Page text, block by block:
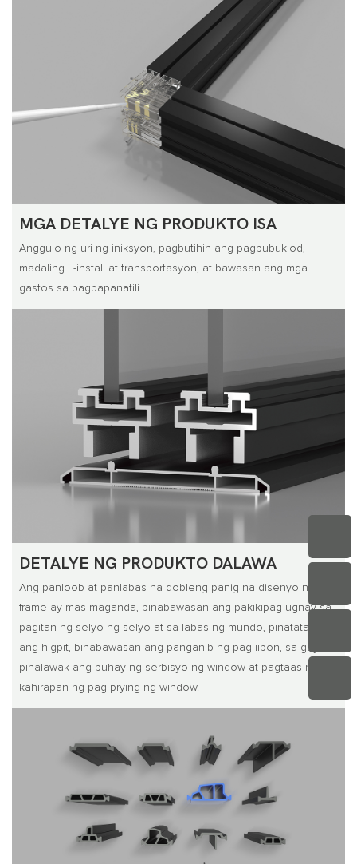
MGA DETALYE NG PRODUKTO ISA
Anggulo ng uri ng iniksyon, pagbutihin ang pagbubuklod,
madaling i -install at transportasyon, at bawasan ang mga
gastos sa pagpapanatili
DETALYE NG PRODUKTO DALAWA
Ang panloob at panlabas na dobleng panig na disenyo ng flat
frame ay mas maganda, binabawasan ang pakikipag-ugnay sa
pagitan ng selyo ng selyo at sa labas ng mundo, pinatataas
ang higpit, binabawasan ang panganib ng pag-iipon, sa gayon
pinalawak ang buhay ng serbisyo ng window at pagtaas ng
kahirapan ng pag-prying ng window.